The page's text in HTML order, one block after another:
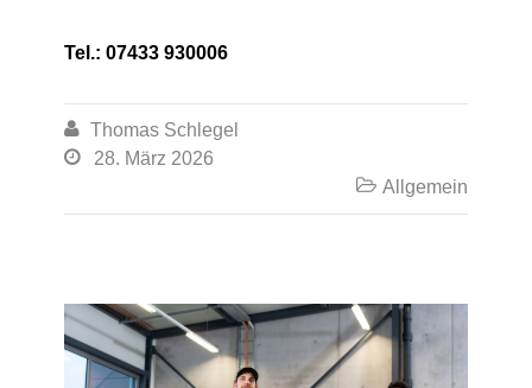
Tel.: 07433 930006
 Thomas Schlegel
 28. März 2026
 Allgemein